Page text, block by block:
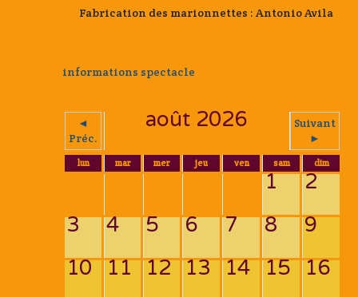
Fabrication des marionnettes : Antonio Avila
informations spectacle
◄
Préc.
août 2026
Suivant
►
lun mar mer jeu ven sam dim
1
2
3
4 5 6 7 8
9
10 11 12 13 14 15 16